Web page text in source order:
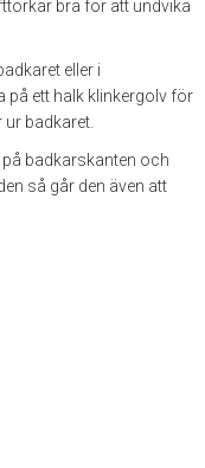
bra för att undvika
eller i
på ett halk klinkergolv för
badkaret.
badkarskanten och
så går den även att